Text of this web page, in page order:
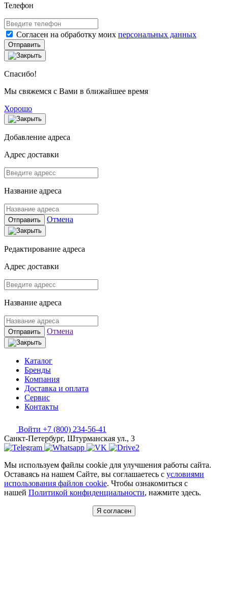
Телефон
Согласен на обработку моих персональных данных
Отправить
Спасибо!
Мы свяжемся с Вами в ближайшее время
Хорошо
Добавление адреса
Адрес доставки
Название адреса
Отправить Отмена
Редактирование адреса
Адрес доставки
Название адреса
Отправить Отмена
Каталог
Бренды
Компания
Доставка и оплата
Сервис
Контакты
Войти +7 (800) 234-56-41
Санкт-Петербург, Штурманская ул., 3
Мы используем файлы cookie для улучшения работы сайта.
Оставаясь на нашем Сайте, вы соглашаетесь с условиями
использования файлов cookie. Чтобы ознакомиться с
нашей Политикой конфиденциальности, нажмите здесь.
Я согласен